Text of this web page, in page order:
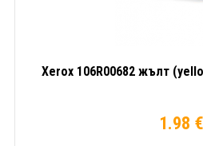
Xerox 106R00682 жълт
1.98 €